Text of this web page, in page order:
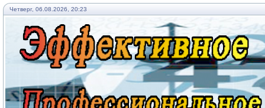
Четверг, 06.08.2026, 20:23